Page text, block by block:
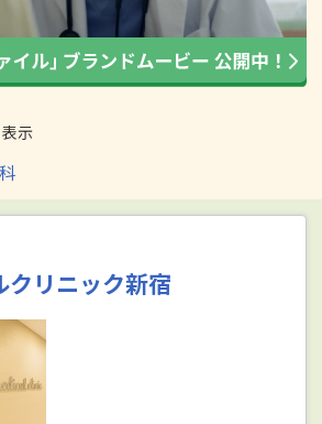
示
クリニック新宿